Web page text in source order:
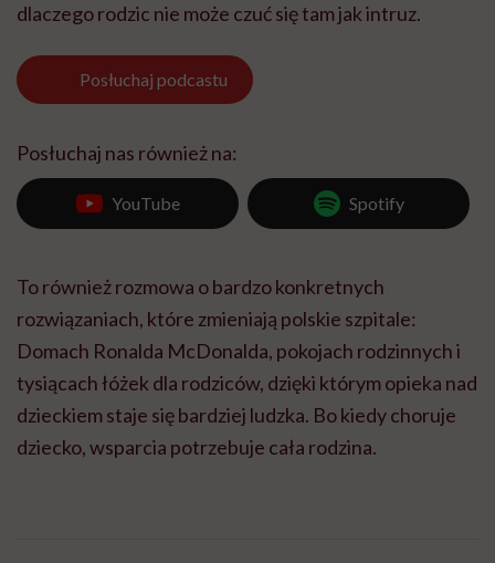
dlaczego rodzic nie może czuć się tam jak intruz.
Posłuchaj podcastu
Posłuchaj nas również na:
YouTube Spotify
To również rozmowa o bardzo konkretnych
rozwiązaniach, które zmieniają polskie szpitale:
Domach Ronalda McDonalda, pokojach rodzinnych i
tysiącach łóżek dla rodziców, dzięki którym opieka nad
dzieckiem staje się bardziej ludzka. Bo kiedy choruje
dziecko, wsparcia potrzebuje cała rodzina.